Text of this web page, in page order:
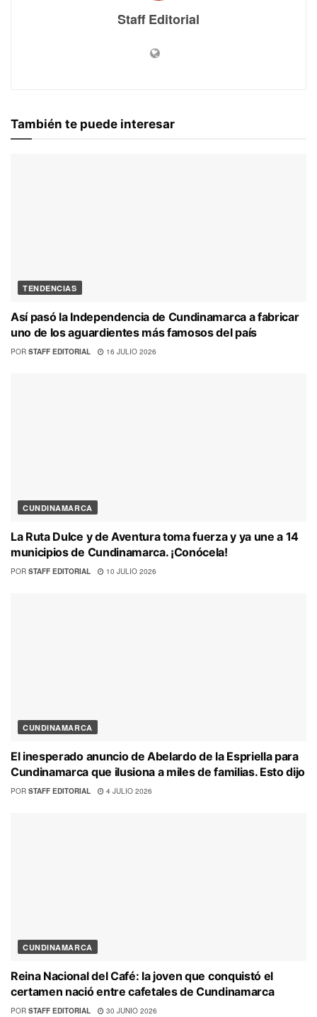
Staff Editorial
También te puede interesar
TENDENCIAS
Así pasó la Independencia de Cundinamarca a fabricar
uno de los aguardientes más famosos del país
POR STAFF EDITORIAL 16 JULIO 2026
CUNDINAMARCA
La Ruta Dulce y de Aventura toma fuerza y ya une a 14
municipios de Cundinamarca. ¡Conócela!
POR STAFF EDITORIAL 10 JULIO 2026
CUNDINAMARCA
El inesperado anuncio de Abelardo de la Espriella para
Cundinamarca que ilusiona a miles de familias. Esto dijo
POR STAFF EDITORIAL 4 JULIO 2026
CUNDINAMARCA
Reina Nacional del Café: la joven que conquistó el
certamen nació entre cafetales de Cundinamarca
POR STAFF EDITORIAL 30 JUNIO 2026